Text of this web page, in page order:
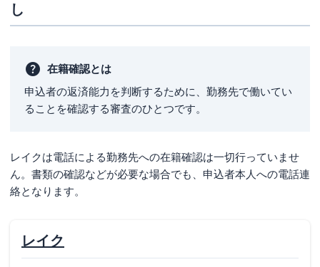
し
在籍確認とは
申込者の返済能力を判断するために、勤務先で働いてい
ることを確認する審査のひとつです。
レイクは電話による勤務先への在籍確認は一切行っていませ
ん。書類の確認などが必要な場合でも、申込者本人への電話連
絡となります。
レイク